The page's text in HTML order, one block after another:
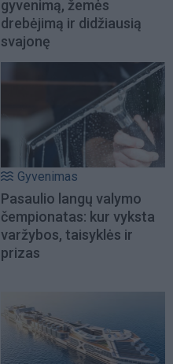
gyvenimą, žemės
drebėjimą ir didžiausią
svajonę
Gyvenimas
Pasaulio langų valymo
čempionatas: kur vyksta
varžybos, taisyklės ir
prizas